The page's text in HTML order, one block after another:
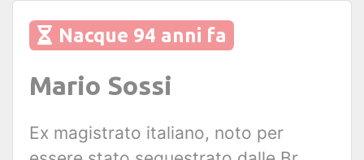
Nacque 94 anni fa
Mario Sossi
Ex magistrato italiano, noto per